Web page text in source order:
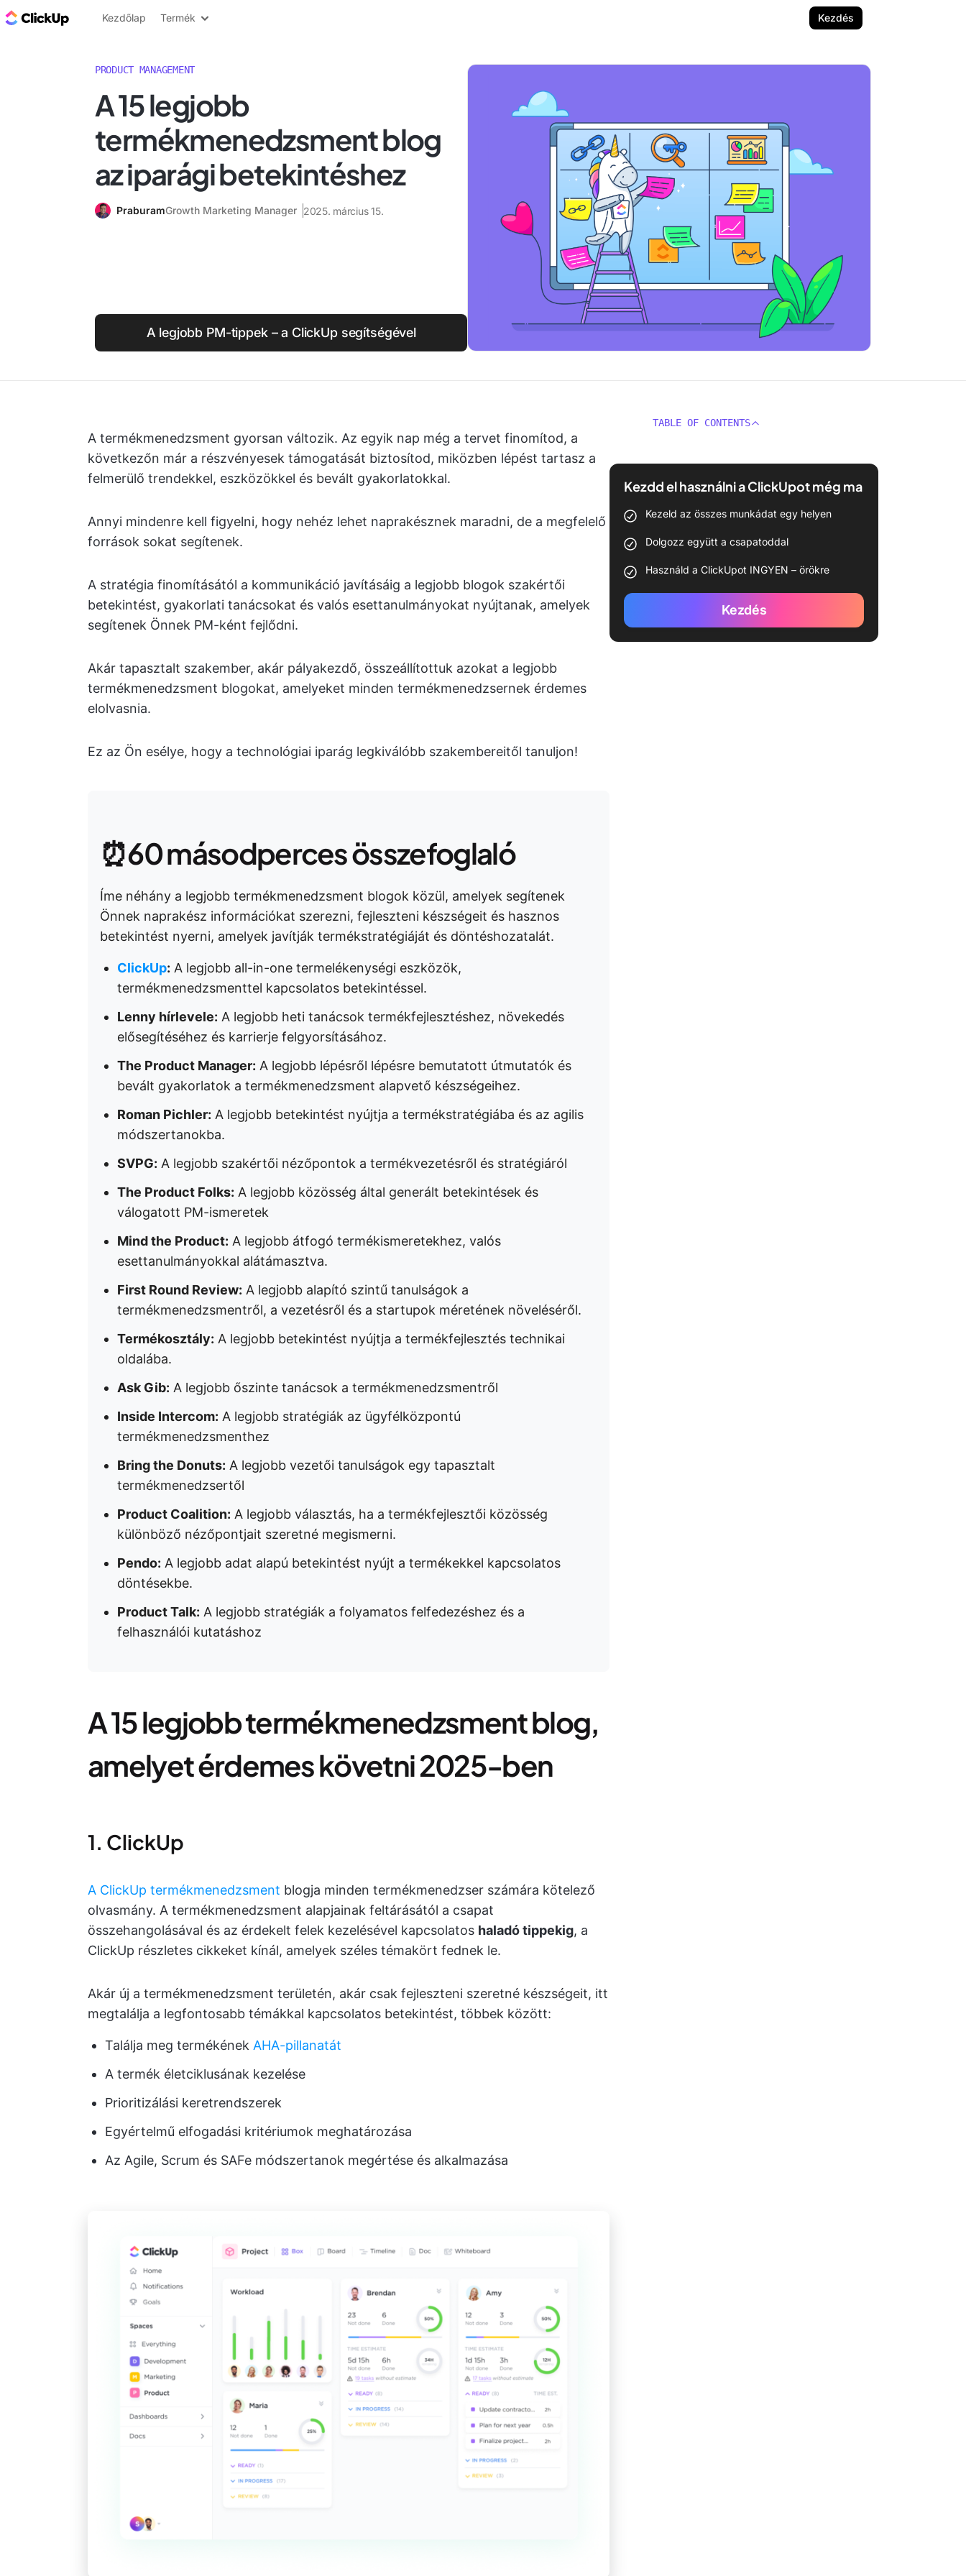
ClickUp blog
Kezdőlap Termék Kezdés
PRODUCT MANAGEMENT
A 15 legjobb
termékmenedzsment blog
az iparági betekintéshez
PraburamGrowth Marketing Manager 2025. március 15.
A legjobb PM-tippek – a ClickUp segítségével
A termékmenedzsment gyorsan változik. Az egyik nap még a tervet finomítod, a
következőn már a részvényesek támogatását biztosítod, miközben lépést tartasz a
felmerülő trendekkel, eszközökkel és bevált gyakorlatokkal.
Annyi mindenre kell figyelni, hogy nehéz lehet naprakésznek maradni, de a megfelelő
források sokat segítenek.
A stratégia finomításától a kommunikáció javításáig a legjobb blogok szakértői
betekintést, gyakorlati tanácsokat és valós esettanulmányokat nyújtanak, amelyek
segítenek Önnek PM-ként fejlődni.
Akár tapasztalt szakember, akár pályakezdő, összeállítottuk azokat a legjobb
termékmenedzsment blogokat, amelyeket minden termékmenedzsernek érdemes
elolvasnia.
Ez az Ön esélye, hogy a technológiai iparág legkiválóbb szakembereitől tanuljon!
⏰60 másodperces összefoglaló
Íme néhány a legjobb termékmenedzsment blogok közül, amelyek segítenek
Önnek naprakész információkat szerezni, fejleszteni készségeit és hasznos
betekintést nyerni, amelyek javítják termékstratégiáját és döntéshozatalát.
ClickUp: A legjobb all-in-one termelékenységi eszközök,
termékmenedzsmenttel kapcsolatos betekintéssel.
Lenny hírlevele: A legjobb heti tanácsok termékfejlesztéshez, növekedés
elősegítéséhez és karrierje felgyorsításához.
The Product Manager: A legjobb lépésről lépésre bemutatott útmutatók és
bevált gyakorlatok a termékmenedzsment alapvető készségeihez.
Roman Pichler: A legjobb betekintést nyújtja a termékstratégiába és az agilis
módszertanokba.
SVPG: A legjobb szakértői nézőpontok a termékvezetésről és stratégiáról
The Product Folks: A legjobb közösség által generált betekintések és
válogatott PM-ismeretek
Mind the Product: A legjobb átfogó termékismeretekhez, valós
esettanulmányokkal alátámasztva.
First Round Review: A legjobb alapító szintű tanulságok a
termékmenedzsmentről, a vezetésről és a startupok méretének növeléséről.
Termékosztály: A legjobb betekintést nyújtja a termékfejlesztés technikai
oldalába.
Ask Gib: A legjobb őszinte tanácsok a termékmenedzsmentről
Inside Intercom: A legjobb stratégiák az ügyfélközpontú
termékmenedzsmenthez
Bring the Donuts: A legjobb vezetői tanulságok egy tapasztalt
termékmenedzsertől
Product Coalition: A legjobb választás, ha a termékfejlesztői közösség
különböző nézőpontjait szeretné megismerni.
Pendo: A legjobb adat alapú betekintést nyújt a termékekkel kapcsolatos
döntésekbe.
Product Talk: A legjobb stratégiák a folyamatos felfedezéshez és a
felhasználói kutatáshoz
A 15 legjobb termékmenedzsment blog,
amelyet érdemes követni 2025-ben
1. ClickUp
A ClickUp termékmenedzsment blogja minden termékmenedzser számára kötelező
olvasmány. A termékmenedzsment alapjainak feltárásától a csapat
összehangolásával és az érdekelt felek kezelésével kapcsolatos haladó tippekig, a
ClickUp részletes cikkeket kínál, amelyek széles témakört fednek le.
Akár új a termékmenedzsment területén, akár csak fejleszteni szeretné készségeit, itt
megtalálja a legfontosabb témákkal kapcsolatos betekintést, többek között:
Találja meg termékének AHA-pillanatát
A termék életciklusának kezelése
Prioritizálási keretrendszerek
Egyértelmű elfogadási kritériumok meghatározása
Az Agile, Scrum és SAFe módszertanok megértése és alkalmazása
TABLE OF CONTENTS
Kezdd el használni a ClickUpot még ma
Kezeld az összes munkádat egy helyen
Dolgozz együtt a csapatoddal
Használd a ClickUpot INGYEN – örökre
Kezdés